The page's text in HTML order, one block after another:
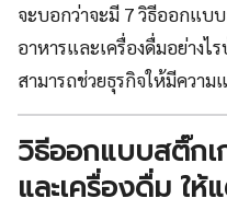
จะบอกว่าจะมี 7 วิธีออกแบ
อาหารและเครื่องดื่มอย่างไ
สามารถช่วยธุรกิจให้มีความ
วิธีออกแบบสติ๊กเ
และเครื่องดื่ม ให้